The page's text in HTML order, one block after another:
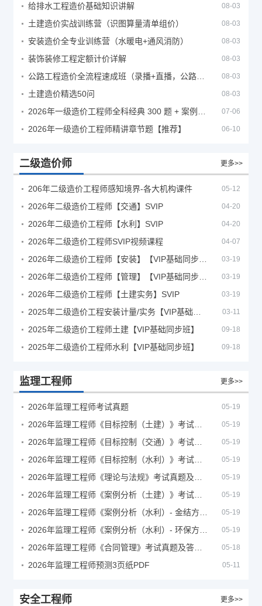
给排水工程造价基础知识讲解 08-03
土建造价实战训练营（识图算量清单组价） 08-03
安装造价全专业训练营（水暖电+通风消防） 08-03
装饰装修工程定额计价详解 08-03
08-03
土建造价精选50问 08-03
07-06
2026年一级造价工程师精讲章节题【推荐】 06-10
二级造价师 更多>>
206年二级造价工程师感知境界-各大机构课件 05-12
2026年二级造价工程师【交通】SVIP 04-20
2026年二级造价工程师【水利】SVIP 04-20
2026年二级造价工程师SVIP视频课程 04-07
03-19
03-19
2026年二级造价工程师【土建实务】SVIP 03-19
03-11
2025年二级造价工程师土建【VIP基础同步班】 09-18
2025年二级造价工程师水利【VIP基础同步班】 09-18
监理工程师 更多>>
2026年监理工程师考试真题 05-19
05-19
05-19
05-19
05-19
05-19
05-19
05-19
05-18
2026年监理工程师预测3页纸PDF 05-11
安全工程师 更多>>